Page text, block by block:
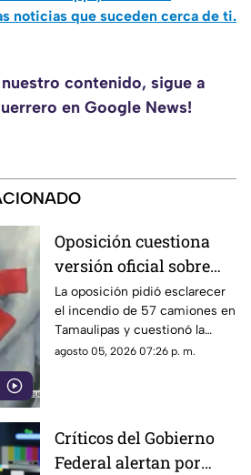
noticias que suceden cerca de ti.
contenido, sigue a
en Google News!
Oposición cuestiona
versión oficial sobre
incendio de 57
camiones en
Tamaulipas
La oposición pidió esclarecer
el incendio de 57 camiones en
Tamaulipas y cuestionó la
versión presentada por las
agosto 05, 2026 07:26 p. m.
Críticos del Gobierno
Federal alertan por